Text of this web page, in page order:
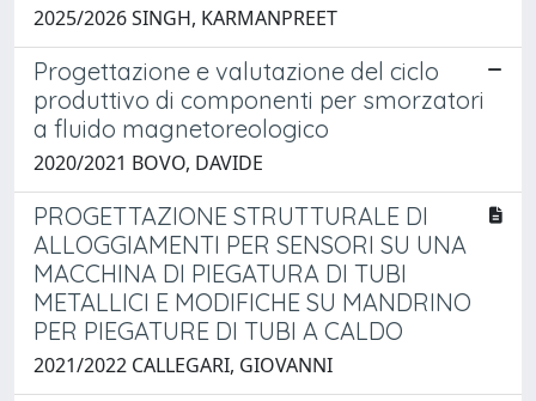
2025/2026 SINGH, KARMANPREET
Progettazione e valutazione del ciclo
produttivo di componenti per smorzatori
a fluido magnetoreologico
2020/2021 BOVO, DAVIDE
PROGETTAZIONE STRUTTURALE DI
ALLOGGIAMENTI PER SENSORI SU UNA
MACCHINA DI PIEGATURA DI TUBI
METALLICI E MODIFICHE SU MANDRINO
PER PIEGATURE DI TUBI A CALDO
2021/2022 CALLEGARI, GIOVANNI